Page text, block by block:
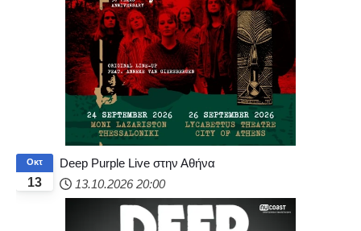
13
Οκτ
Deep Purple Live στην Αθήνα
13.10.2026 20:00